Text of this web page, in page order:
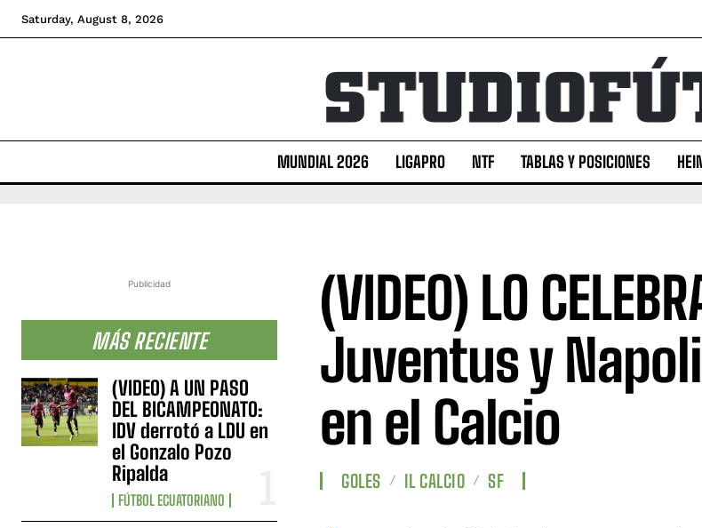
Saturday, August 8, 2026
MUNDIAL 2026 LIGAPRO NTF TABLAS Y POSICIONES
Publicidad
MÁS RECIENTE
(VIDEO) A UN PASO
DEL BICAMPEONATO:
IDV derrotó a LDU en
el Gonzalo Pozo
Ripalda
FÚTBOL ECUATORIANO
(VIDEO) LO
Juventus y
en el Calcio
GOLES IL CALCIO SF